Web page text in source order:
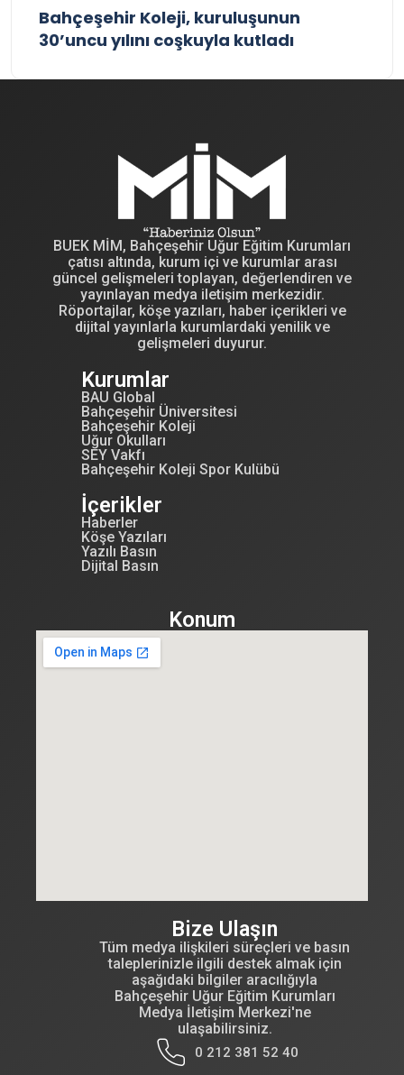
Bahçeşehir Koleji, kuruluşunun
30’uncu yılını coşkuyla kutladı
BUEK MİM, Bahçeşehir Uğur Eğitim Kurumları
çatısı altında, kurum içi ve kurumlar arası
güncel gelişmeleri toplayan, değerlendiren ve
yayınlayan medya iletişim merkezidir.
Röportajlar, köşe yazıları, haber içerikleri ve
dijital yayınlarla kurumlardaki yenilik ve
gelişmeleri duyurur.
Kurumlar
BAU Global
Bahçeşehir Üniversitesi
Bahçeşehir Koleji
Uğur Okulları
SEY Vakfı
Bahçeşehir Koleji Spor Kulübü
İçerikler
Haberler
Köşe Yazıları
Yazılı Basın
Dijital Basın
Konum
Bize Ulaşın
Tüm medya ilişkileri süreçleri ve basın
taleplerinizle ilgili destek almak için
aşağıdaki bilgiler aracılığıyla
Bahçeşehir Uğur Eğitim Kurumları
Medya İletişim Merkezi'ne
ulaşabilirsiniz.
0 212 381 52 40